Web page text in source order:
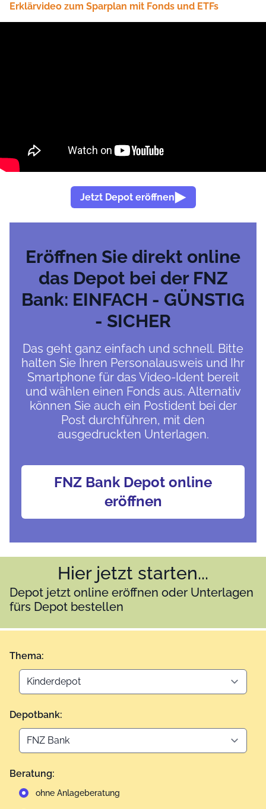
Erklärvideo zum Sparplan mit Fonds und ETFs
Jetzt Depot eröffnen
Eröffnen Sie direkt online
das Depot bei der FNZ
Bank: EINFACH - GÜNSTIG
- SICHER
Das geht ganz einfach und schnell. Bitte
halten Sie Ihren Personalausweis und Ihr
Smartphone für das Video-Ident bereit
und wählen einen Fonds aus. Alternativ
können Sie auch ein Postident bei der
Post durchführen, mit den
ausgedruckten Unterlagen.
FNZ Bank Depot online
eröffnen
Hier jetzt starten...
Depot jetzt online eröffnen oder Unterlagen
fürs Depot bestellen
Thema:
Depotbank:
Beratung:
ohne Anlageberatung